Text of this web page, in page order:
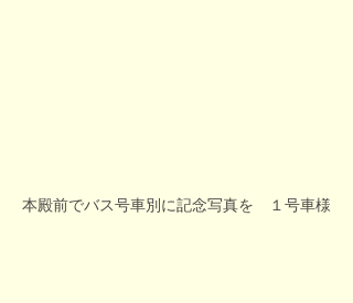
本殿前でバス号車別に記念写真を　１号車様